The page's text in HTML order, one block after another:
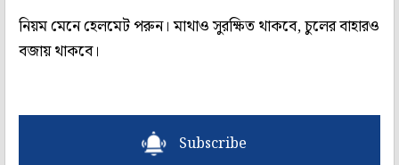
নিয়ম মেনে হেলমেট পরুন। মাথাও সুরক্ষিত থাকবে, চুলের বাহারও
বজায় থাকবে।
Subscribe